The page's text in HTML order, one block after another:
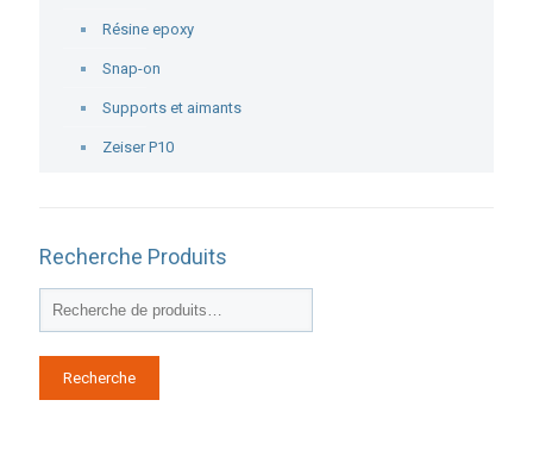
Résine epoxy
Snap-on
Supports et aimants
Zeiser P10
Recherche Produits
Recherche